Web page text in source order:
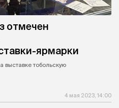
отмечен
ярмарки
выставке тобольскую
4 мая 2023, 14:00